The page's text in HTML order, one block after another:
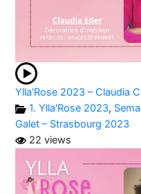
Ylla’Rose 2023 – Claudia
1. Ylla'Rose 2023,
Galet – Strasbourg 2023
22 views